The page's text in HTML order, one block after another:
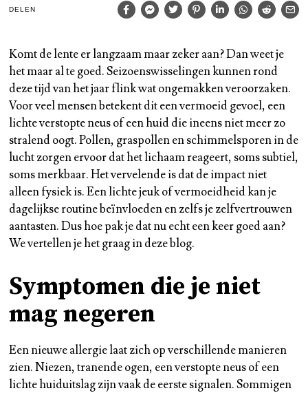
DELEN
Komt de lente er langzaam maar zeker aan? Dan weet je
het maar al te goed. Seizoenswisselingen kunnen rond
deze tijd van het jaar flink wat ongemakken veroorzaken.
Voor veel mensen betekent dit een vermoeid gevoel, een
lichte verstopte neus of een huid die ineens niet meer zo
stralend oogt. Pollen, graspollen en schimmelsporen in de
lucht zorgen ervoor dat het lichaam reageert, soms subtiel,
soms merkbaar. Het vervelende is dat de impact niet
alleen fysiek is. Een lichte jeuk of vermoeidheid kan je
dagelijkse routine beïnvloeden en zelfs je zelfvertrouwen
aantasten. Dus hoe pak je dat nu echt een keer goed aan?
We vertellen je het graag in deze blog.
Symptomen die je niet
mag negeren
Een nieuwe allergie laat zich op verschillende manieren
zien. Niezen, tranende ogen, een verstopte neus of een
lichte huiduitslag zijn vaak de eerste signalen. Sommigen